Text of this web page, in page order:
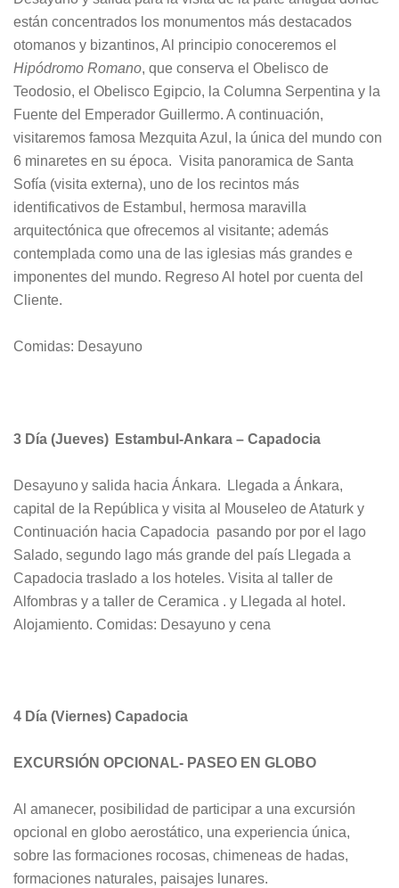
están concentrados los monumentos más destacados
otomanos y bizantinos, Al principio conoceremos el
Hipódromo Romano, que conserva el Obelisco de
Teodosio, el Obelisco Egipcio, la Columna Serpentina y la
Fuente del Emperador Guillermo. A continuación,
visitaremos famosa Mezquita Azul, la única del mundo con
6 minaretes en su época. Visita panoramica de Santa
Sofía (visita externa), uno de los recintos más
identificativos de Estambul, hermosa maravilla
arquitectónica que ofrecemos al visitante; además
contemplada como una de las iglesias más grandes e
imponentes del mundo. Regreso Al hotel por cuenta del
Cliente.
Comidas: Desayuno
3 Día (Jueves) Estambul-Ankara – Capadocia
Desayuno y salida hacia Ánkara. Llegada a Ánkara,
capital de la República y visita al Mouseleo de Ataturk y
Continuación hacia Capadocia pasando por por el lago
Salado, segundo lago más grande del país Llegada a
Capadocia traslado a los hoteles. Visita al taller de
Alfombras y a taller de Ceramica . y Llegada al hotel.
Alojamiento. Comidas: Desayuno y cena
4 Día (Viernes) Capadocia
EXCURSIÓN OPCIONAL- PASEO EN GLOBO
Al amanecer, posibilidad de participar a una excursión
opcional en globo aerostático, una experiencia única,
sobre las formaciones rocosas, chimeneas de hadas,
formaciones naturales, paisajes lunares.